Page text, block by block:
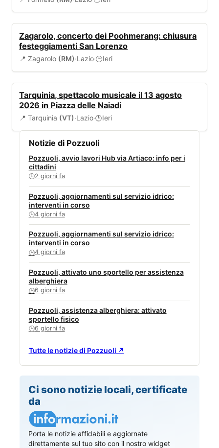
Zagarolo, concerto dei Poohmerang: chiusura
festeggiamenti San Lorenzo
📍 Zagarolo (RM)·Lazio·🕒Ieri
Tarquinia, spettacolo musicale il 13 agosto
2026 in Piazza delle Naiadi
📍 Tarquinia (VT)·Lazio·🕒Ieri
Notizie di Pozzuoli
Pozzuoli, avvio lavori Hub via Artiaco: info per i
cittadini
🕒2 giorni fa
Pozzuoli, aggiornamenti sul servizio idrico:
interventi in corso
🕒4 giorni fa
Pozzuoli, aggiornamenti sul servizio idrico:
interventi in corso
🕒4 giorni fa
Pozzuoli, attivato uno sportello per assistenza
alberghiera
🕒6 giorni fa
Pozzuoli, assistenza alberghiera: attivato
sportello fisico
🕒6 giorni fa
Tutte le notizie di Pozzuoli ↗
Ci sono notizie locali, certificate
da
Porta le notizie affidabili e aggiornate
direttamente sul tuo sito con il nostro widget